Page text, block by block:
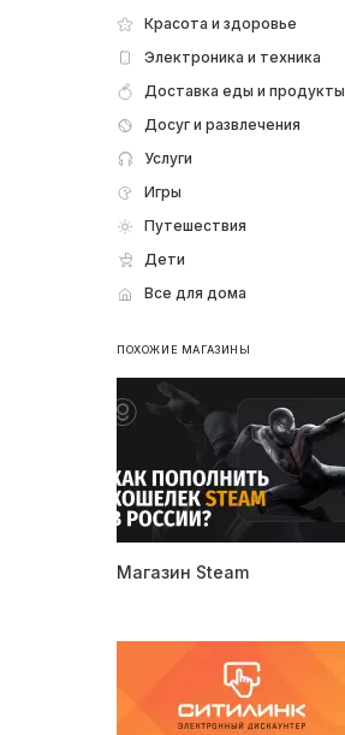
Красота и здоровье
Электроника и техника
Доставка еды и продукты
Досуг и развлечения
Услуги
Игры
Путешествия
Дети
Все для дома
ПОХОЖИЕ МАГАЗИНЫ
Магазин Steam